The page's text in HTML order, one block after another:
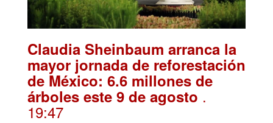
Claudia Sheinbaum arranca la
mayor jornada de reforestación
de México: 6.6 millones de
árboles este 9 de agosto .
19:47